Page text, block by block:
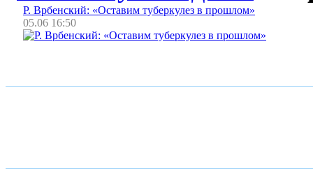
Р. Врбенский: «Оставим туберкулез в прошлом»
05.06 16:50